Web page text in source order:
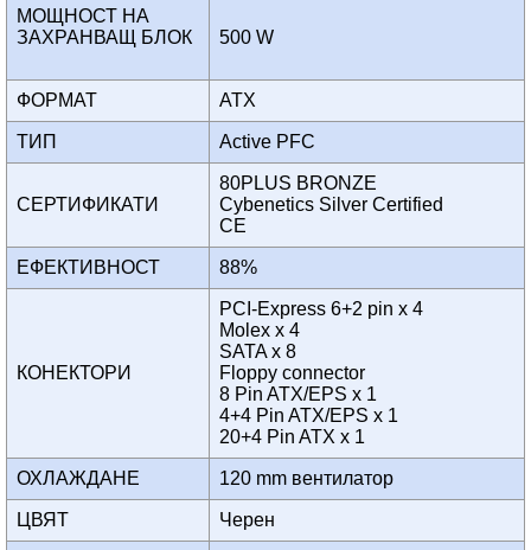
МОЩНОСТ НА
ЗАХРАНВАЩ БЛОК
500 W
ФОРМАТ ATX
ТИП Active PFC
СЕРТИФИКАТИ
80PLUS BRONZE
Cybenetics Silver Certified
CE
ЕФЕКТИВНОСТ 88%
КОНЕКТОРИ
PCI-Express 6+2 pin x 4
Molex x 4
SATA x 8
Floppy connector
8 Pin ATX/EPS x 1
4+4 Pin ATX/EPS x 1
20+4 Pin ATX x 1
ОХЛАЖДАНЕ 120 mm вентилатор
ЦВЯТ Черен